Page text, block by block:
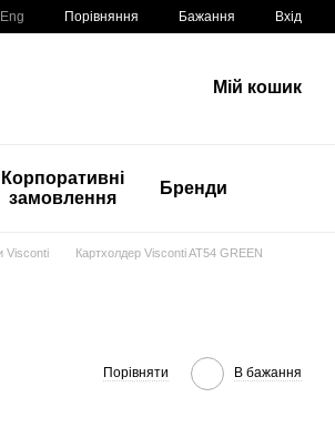
Eng Порівняння Бажання Вхід
Мій кошик
Корпоративні
замовлення
Бренди
Visconti Картхолдер Visconti AT54 GREEN
Порівняти В бажання